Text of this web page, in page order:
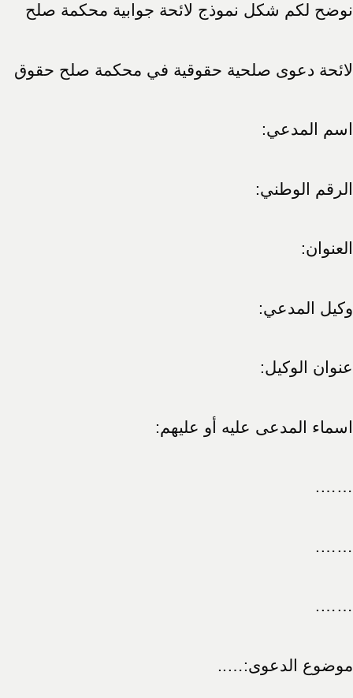
نوضح لكم شكل نموذج لائحة جوابية محكمة صلح
لائحة دعوى صلحية حقوقية في محكمة صلح حقوق
اسم المدعي:
الرقم الوطني:
العنوان:
وكيل المدعي:
عنوان الوكيل:
اسماء المدعى عليه أو عليهم:
…….
…….
…….
موضوع الدعوى:…..